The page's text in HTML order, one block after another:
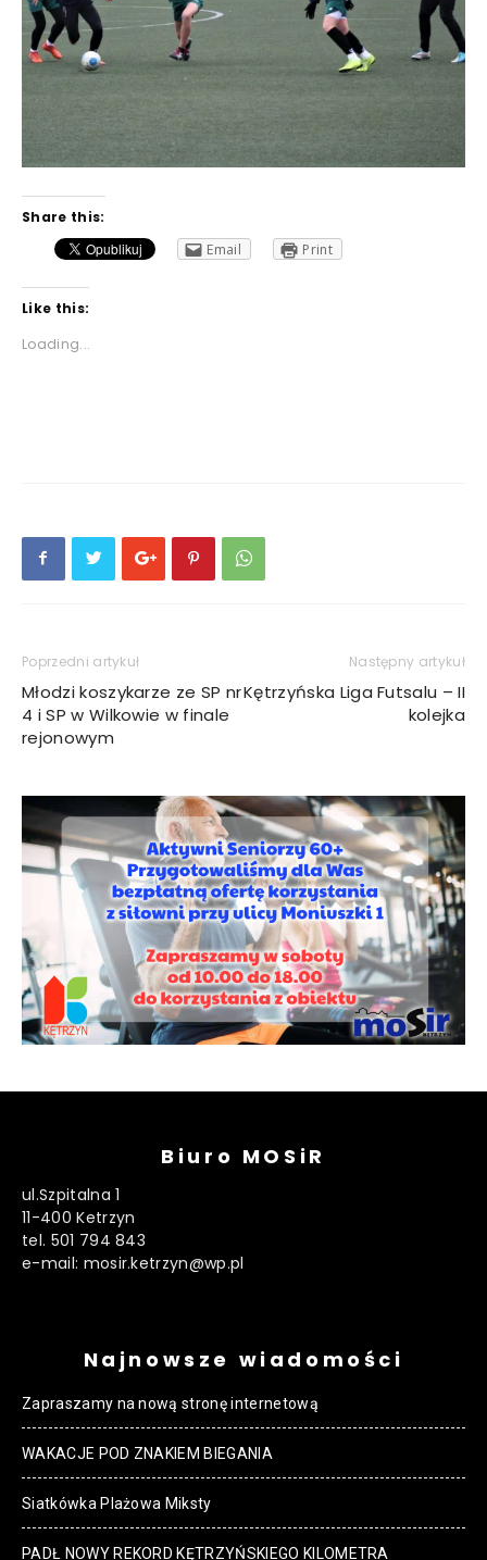
Share this:
Email
Print
Like this:
Loading...
Poprzedni artykuł
Młodzi koszykarze ze SP nr
4 i SP w Wilkowie w finale
rejonowym
Następny artykuł
Kętrzyńska Liga Futsalu – II
kolejka
Biuro MOSiR
ul.Szpitalna 1
11-400 Ketrzyn
tel. 501 794 843
e-mail: mosir.ketrzyn@wp.pl
Najnowsze wiadomości
Zapraszamy na nową stronę internetową
WAKACJE POD ZNAKIEM BIEGANIA
Siatkówka Plażowa Miksty
PADŁ NOWY REKORD KĘTRZYŃSKIEGO KILOMETRA